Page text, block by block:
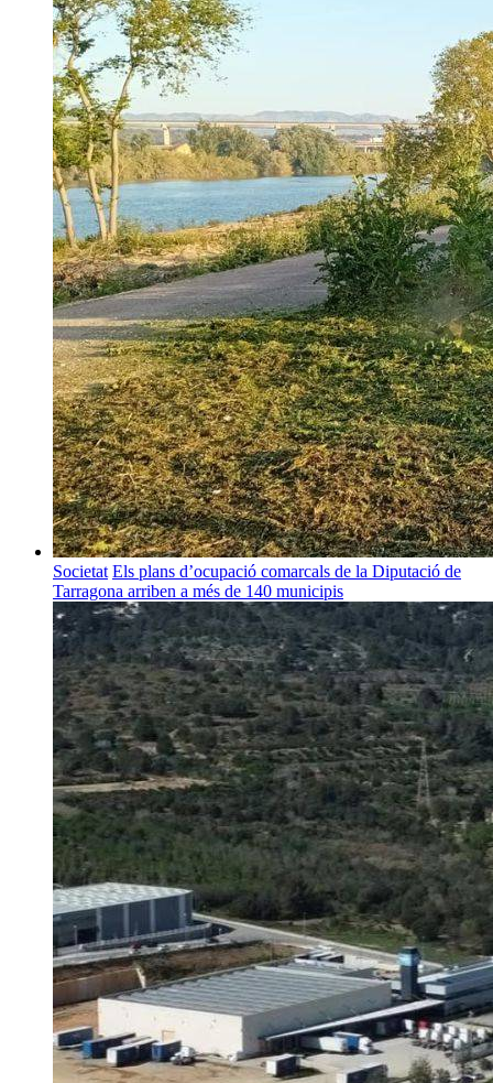
Societat Els plans d’ocupació comarcals de la Diputació de
Tarragona arriben a més de 140 municipis